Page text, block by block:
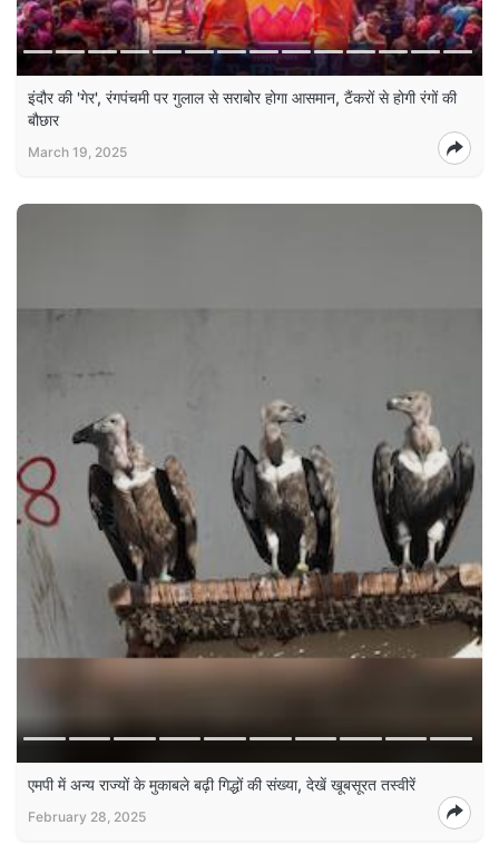
इंदौर की 'गेर', रंगपंचमी पर गुलाल से सराबोर होगा आसमान, टैंकरों से होगी रंगों की
बौछार
March 19, 2025
एमपी में अन्य राज्यों के मुकाबले बढ़ी गिद्धों की संख्या, देखें खूबसूरत तस्वीरें
February 28, 2025